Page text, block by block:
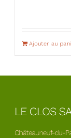
Ajouter au
LE CLOS
Châteauneuf-du-